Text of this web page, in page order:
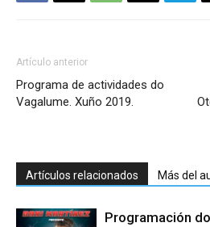
Artículo anterior
Programa de actividades do
Vagalume. Xuño 2019.
Artículos relacionados Más del
Programación